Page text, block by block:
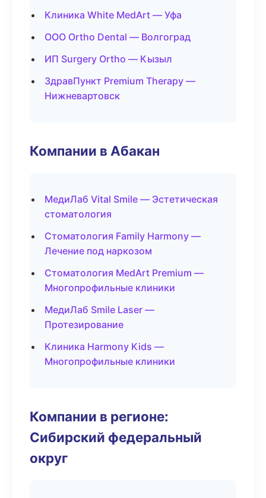
Клиника White MedArt — Уфа
ООО Ortho Dental — Волгоград
ИП Surgery Ortho — Кызыл
ЗдравПункт Premium Therapy —
Нижневартовск
Компании в Абакан
МедиЛаб Vital Smile — Эстетическая
стоматология
Стоматология Family Harmony —
Лечение под наркозом
Стоматология MedArt Premium —
Многопрофильные клиники
МедиЛаб Smile Laser —
Протезирование
Клиника Harmony Kids —
Многопрофильные клиники
Компании в регионе:
Сибирский федеральный
округ